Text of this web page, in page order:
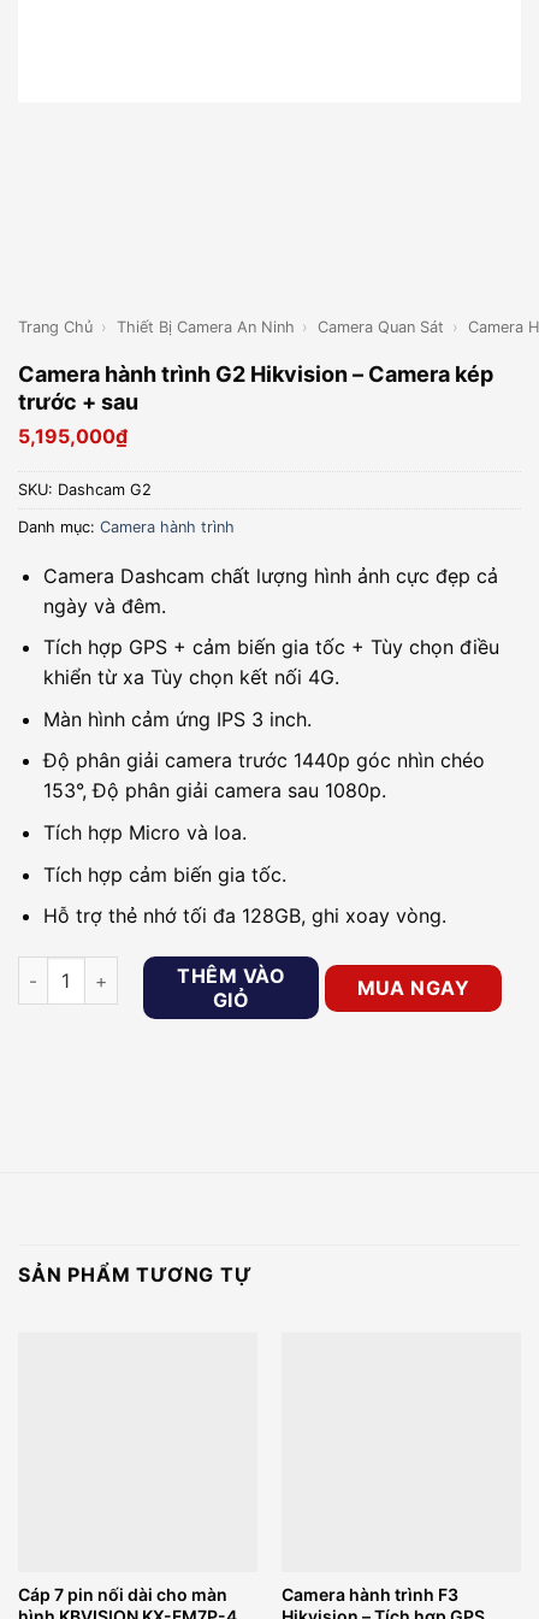
Trang Chủ › Thiết Bị Camera An Ninh › Camera Quan Sát › Camera
Camera hành trình G2 Hikvision – Camera kép
trước + sau
5,195,000₫
SKU: Dashcam G2
Danh mục: Camera hành trình
Camera Dashcam chất lượng hình ảnh cực đẹp cả
ngày và đêm.
Tích hợp GPS + cảm biến gia tốc + Tùy chọn điều
khiển từ xa Tùy chọn kết nối 4G.
Màn hình cảm ứng IPS 3 inch.
Độ phân giải camera trước 1440p góc nhìn chéo
153°, Độ phân giải camera sau 1080p.
Tích hợp Micro và loa.
Tích hợp cảm biến gia tốc.
Hỗ trợ thẻ nhớ tối đa 128GB, ghi xoay vòng.
Camera hành trình G2 Hikvision – Camera kép trước + sau số
THÊM VÀO
GIỎ
MUA NGAY
SẢN PHẨM TƯƠNG TỰ
Cáp 7 pin nối dài cho màn
Camera hành trình F3